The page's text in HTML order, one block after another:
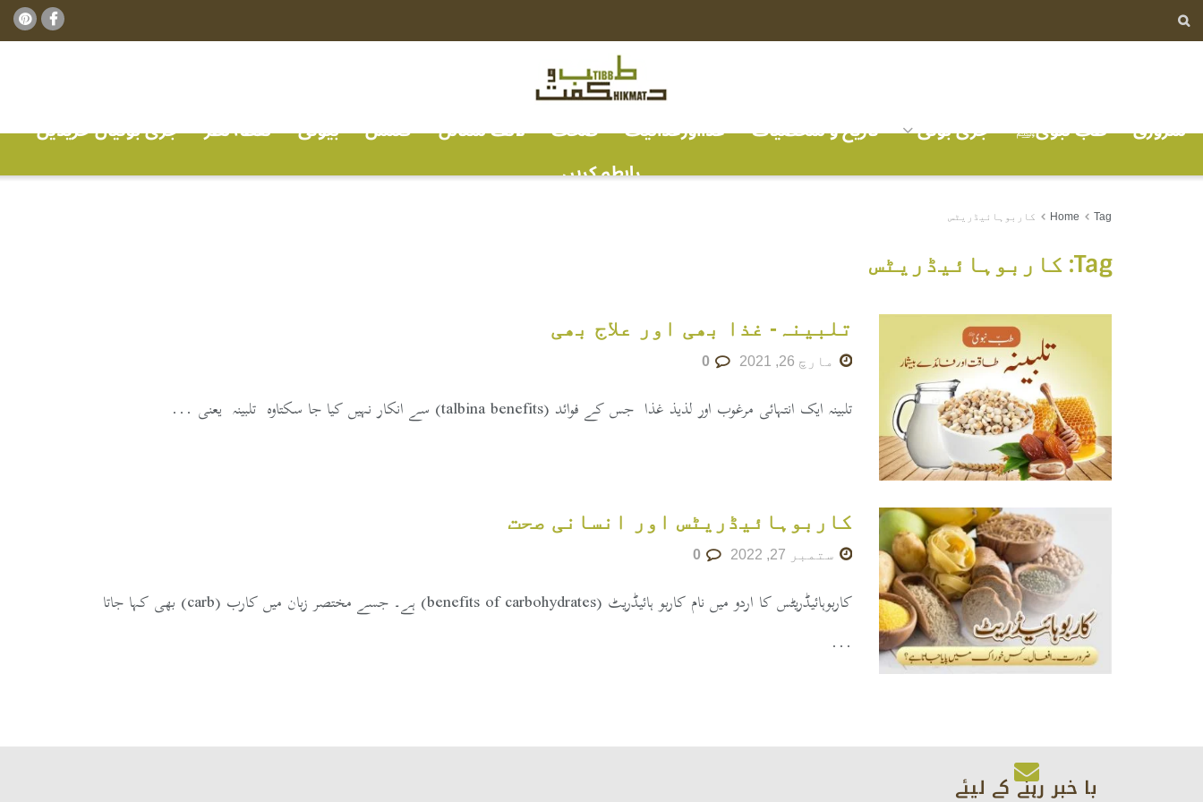
سرورق طب نبویﷺ جڑی بوٹی تاریخ و شخصیات غذااورغذائیت صحت لائف سٹائل فٹنس بیوٹی نقطہ نظر
جڑی بوٹیاں خریدیں
رابطہ کریں
Home Tag کاربوہائیڈریٹس
Tag: کاربوہائیڈریٹس
تلبینہ- غذا بھی اور علاج بھی
مارچ 26, 2021
تلبینہ ایک انتہائی مرغوب اور لذیذ غذا جس کے فوائد (talbina benefits) سے انکار نہیں کیا جا سکتاوہ تلبینہ یعنی ...
کاربوہائیڈریٹس اور انسانی صحت
ستمبر 27, 2022
کاربوہائیڈریٹس کا اردو میں نام کاربو ہائیڈریٹ (benefits of carbohydrates) ہے۔ جسے مختصر زبان میں کارب (carb) بھی کہا جاتا
...
با خبر رہنے کے لیئے